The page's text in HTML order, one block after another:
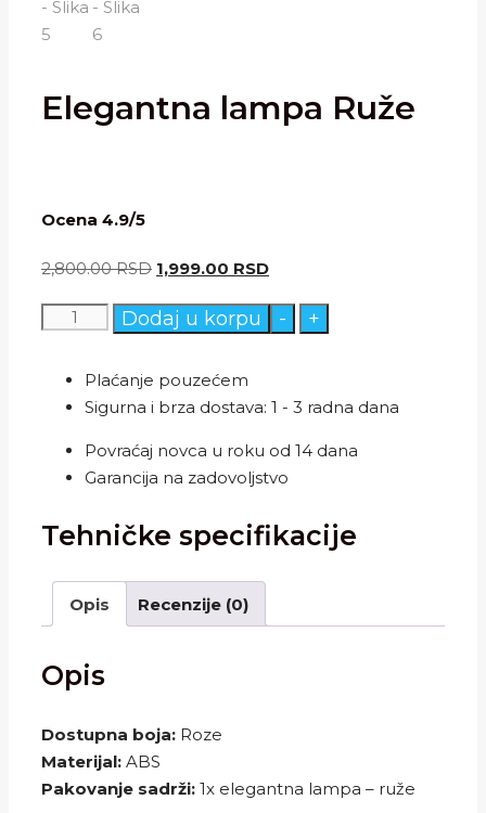
Elegantna lampa Ruže
Ocena 4.9/5
2,800.00RSD Originalna
je
2,800.00 RSD.
1,999.00 RSDTrenutna
je:
-
Elegantna
količina
+
Dodaj u korpu
Plaćanje pouzećem
Sigurna i brza dostava: 1 - 3 radna dana
Povraćaj novca u roku od 14 dana
Garancija na zadovoljstvo
Tehničke specifikacije
Opis Recenzije (0)
Opis
Dostupna boja: Roze
Materijal: ABS
Pakovanje sadrži: 1x elegantna lampa – ruže